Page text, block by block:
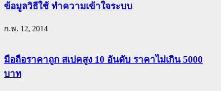
ข้อมูลวิธีใช้ ทำความเข้าใจระบบ
ก.พ. 12, 2014
มือถือราคาถูก สเปคสูง 10 อันดับ ราคาไม่เกิน 5000
บาท